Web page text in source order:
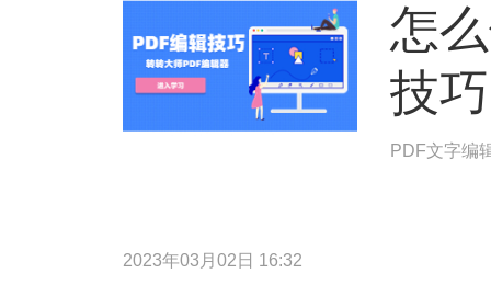
怎
技巧
PDF文字编
2023年03月02日 16:32